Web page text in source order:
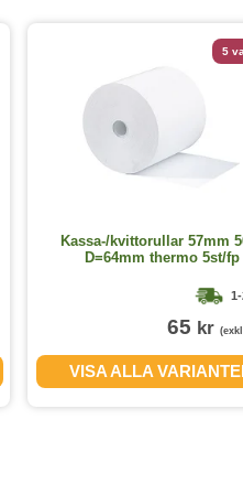
5
Kassa-/kvittorullar 57mm
D=64mm thermo 5st/fp
65 kr
VISA ALLA